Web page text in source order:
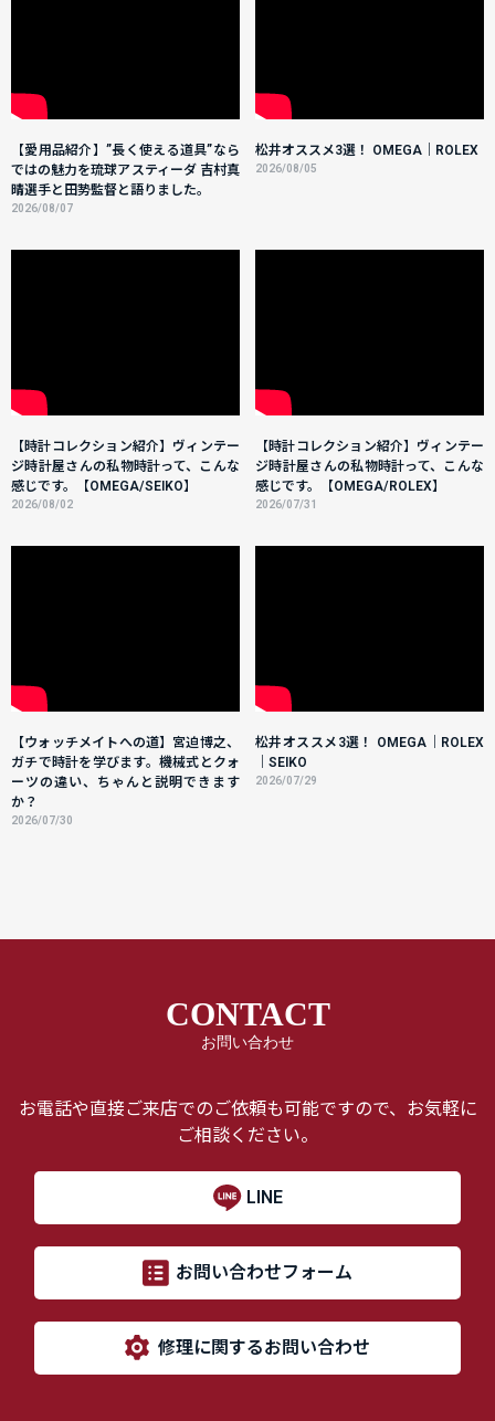
【愛用品紹介】”長く使える道具”なら
ではの魅力を琉球アスティーダ 吉村真
晴選手と田㔟監督と語りました。
2026/08/07
松井オススメ3選！ OMEGA｜ROLEX
2026/08/05
【時計コレクション紹介】ヴィンテー
ジ時計屋さんの私物時計って、こんな
感じです。【OMEGA/SEIKO】
2026/08/02
【時計コレクション紹介】ヴィンテー
ジ時計屋さんの私物時計って、こんな
感じです。【OMEGA/ROLEX】
2026/07/31
【ウォッチメイトへの道】宮迫博之、
ガチで時計を学びます。機械式とクォ
ーツの違い、ちゃんと説明できます
か？
2026/07/30
松井オススメ3選！ OMEGA｜ROLEX
｜SEIKO
2026/07/29
CONTACT
お問い合わせ
お電話や直接ご来店でのご依頼も可能ですので、お気軽に
ご相談ください。
LINE
お問い合わせフォーム
修理に関するお問い合わせ